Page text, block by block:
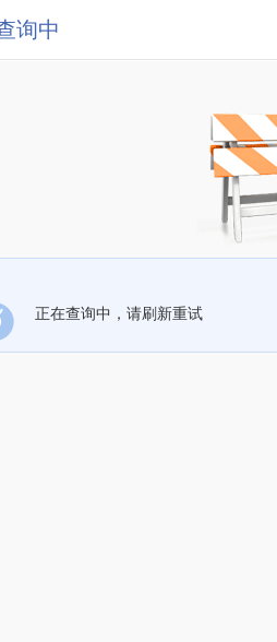
询中
正在查询中，请刷新重试